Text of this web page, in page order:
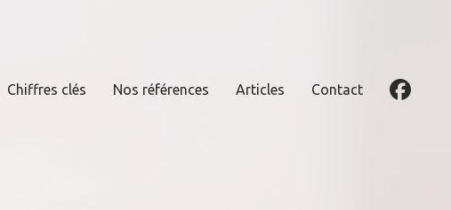
Chiffres clés Nos références Articles Contact